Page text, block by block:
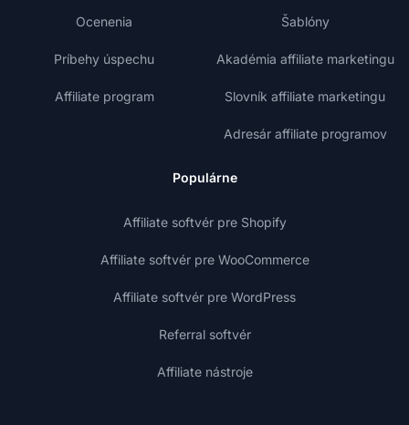
Ocenenia
Príbehy úspechu
Affiliate program
Šablóny
Akadémia affiliate marketingu
Slovník affiliate marketingu
Adresár affiliate programov
Populárne
Affiliate softvér pre Shopify
Affiliate softvér pre WooCommerce
Affiliate softvér pre WordPress
Referral softvér
Affiliate nástroje